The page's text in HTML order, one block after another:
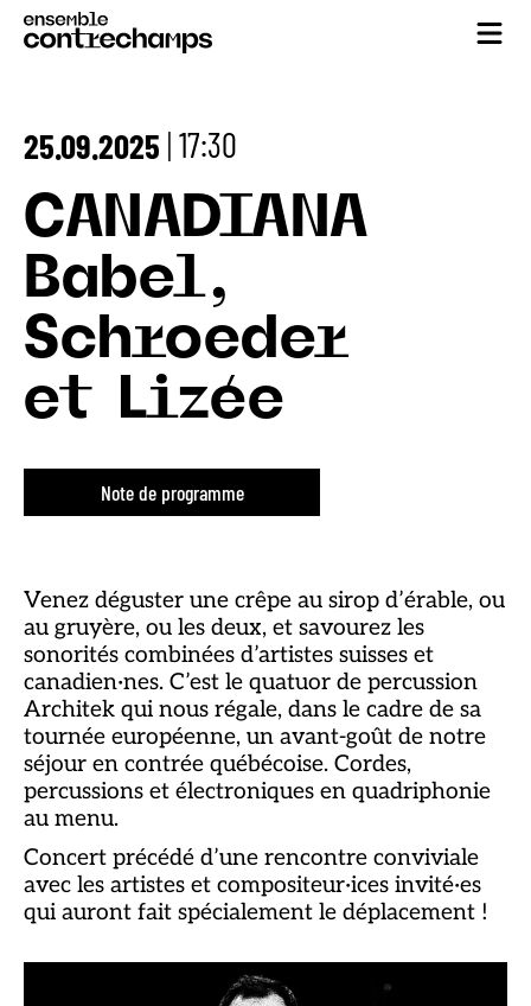
25.09.2025 | 17:30
CANADIANA
Babel,
Schroeder
et Lizée
Note de programme
Venez déguster une crêpe au sirop d’érable, ou
au gruyère, ou les deux, et savourez les
sonorités combinées d’artistes suisses et
canadien·nes. C’est le quatuor de percussion
Architek qui nous régale, dans le cadre de sa
tournée européenne, un avant-goût de notre
séjour en contrée québécoise. Cordes,
percussions et électroniques en quadriphonie
au menu.
Concert précédé d’une rencontre conviviale
avec les artistes et compositeur·ices invité·es
qui auront fait spécialement le déplacement !